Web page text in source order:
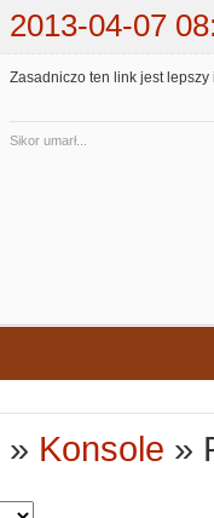
2013-04-07
Zasadniczo ten link jest
Sikor umarł...
» Konsole »